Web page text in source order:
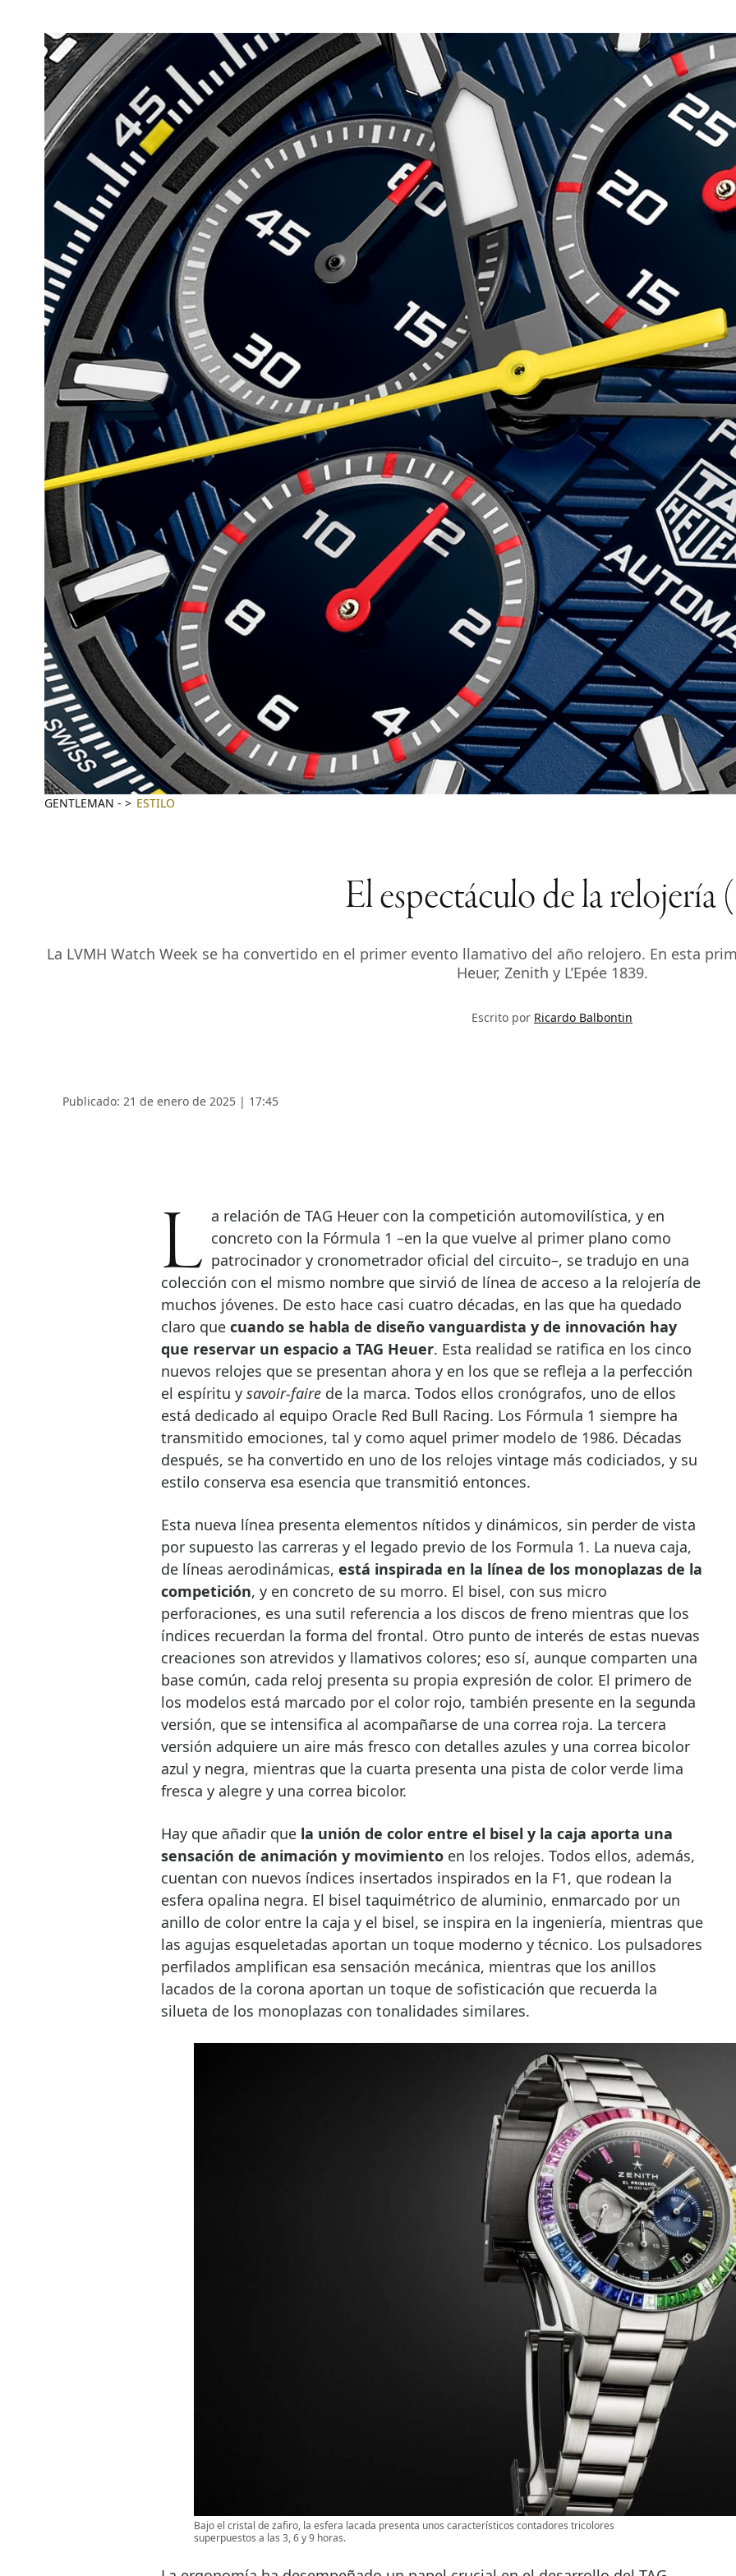
GENTLEMAN - ESTILO
El espectáculo de la relojería
La LVMH Watch Week se ha convertido en el primer evento llamativo del año relojero. En esta
Heuer, Zenith y L’Epée 1839.
Escrito por Ricardo Balbontin
Publicado: 21 de enero de 2025 | 17:45
La relación de TAG Heuer con la competición automovilística, y en concreto con la Fórmula 1 –en la que vuelve al primer plano como
patrocinador y cronometrador oficial del circuito–, se tradujo en una
colección con el mismo nombre que sirvió de línea de acceso a la relojería de
muchos jóvenes. De esto hace casi cuatro décadas, en las que ha quedado
claro quecuando se habla de diseño vanguardista y de innovación hay
que reservar un espacio a TAG Heuer. Esta realidad se ratifica en los cinco
nuevos relojes que se presentan ahora y en los que se refleja a la perfección
el espíritu y savoir-fairede la marca. Todos ellos cronógrafos, uno de ellos
está dedicado al equipo Oracle Red Bull Racing. Los Fórmula 1 siempre ha
transmitido emociones, tal y como aquel primer modelo de 1986. Décadas
después, se ha convertido en uno de los relojes vintage más codiciados, y su
estilo conserva esa esencia que transmitió entonces.
Esta nueva línea presenta elementos nítidos y dinámicos, sin perder de vista
por supuesto las carreras y el legado previo de los Formula 1. La nueva caja,
de líneas aerodinámicas, está inspirada en la línea de los monoplazas de la
competición, y en concreto de su morro. El bisel, con sus micro
perforaciones, es una sutil referencia a los discos de freno mientras que los
índices recuerdan la forma del frontal. Otro punto de interés de estas nuevas
creaciones son atrevidos y llamativos colores; eso sí, aunque comparten una
base común, cada reloj presenta su propia expresión de color. El primero de
los modelos está marcado por el color rojo, también presente en la segunda
versión, que se intensifica al acompañarse de una correa roja. La tercera
versión adquiere un aire más fresco con detalles azules y una correa bicolor
azul y negra, mientras que la cuarta presenta una pista de color verde lima
fresca y alegre y una correa bicolor.
Hay que añadir que la unión de color entre el bisel y la caja aporta una
sensación de animación y movimiento en los relojes. Todos ellos, además,
cuentan con nuevos índices insertados inspirados en la F1, que rodean la
esfera opalina negra. El bisel taquimétrico de aluminio, enmarcado por un
anillo de color entre la caja y el bisel, se inspira en la ingeniería, mientras que
las agujas esqueletadas aportan un toque moderno y técnico. Los pulsadores
perfilados amplifican esa sensación mecánica, mientras que los anillos
lacados de la corona aportan un toque de sofisticación que recuerda la
silueta de los monoplazas con tonalidades similares.
Bajo el cristal de zafiro, la esfera lacada presenta unos característicos contadores tricolores
superpuestos a las 3, 6 y 9 horas.